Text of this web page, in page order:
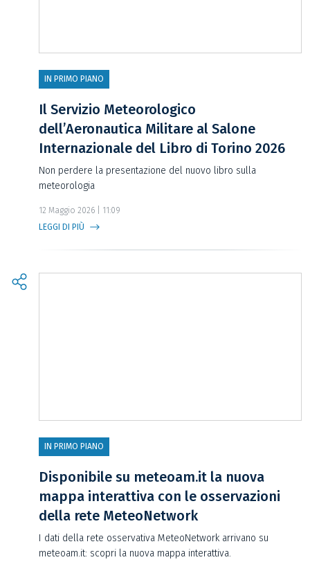
IN PRIMO PIANO
Il Servizio Meteorologico
dell’Aeronautica Militare al Salone
Internazionale del Libro di Torino 2026
Non perdere la presentazione del nuovo libro sulla
meteorologia
12 Maggio 2026 | 11:09
LEGGI DI PIÙ
IN PRIMO PIANO
Disponibile su meteoam.it la nuova
mappa interattiva con le osservazioni
della rete MeteoNetwork
I dati della rete osservativa MeteoNetwork arrivano su
meteoam.it: scopri la nuova mappa interattiva.